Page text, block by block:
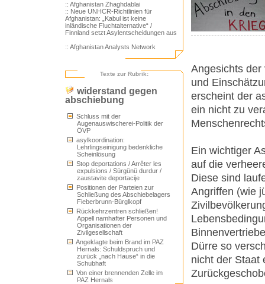
:: Afghanistan Zhaghdablai
:: Neue UNHCR-Richtlinien für
Afghanistan: „Kabul ist keine
inländische Fluchtalternative“ /
Finnland setzt Asylentscheidungen aus
:: Afghanistan Analysts Network
Texte zur Rubrik:
widerstand gegen
abschiebung
Schluss mit der
Augenauswischerei-Politik der
ÖVP
asylkoordination:
Lehrlingseinigung bedenkliche
Scheinlösung
Stop deportations / Arrêter les
expulsions / Sürgünü durdur /
zaustavite deportacije
Positionen der Parteien zur
Schließung des Abschiebelagers
Fieberbrunn-Bürglkopf
Rückkehrzentren schließen!
Appell namhafter Personen und
Organisationen der
Zivilgesellschaft
Angeklagte beim Brand im PAZ
Hernals: Schuldspruch und
zurück „nach Hause“ in die
Schubhaft
Von einer brennenden Zelle im
PAZ Hernals
Angesichts der
und
erscheint der
ein nicht zu
Ein wichtiger
auf die
Diese sind
Angriffen (wie
Dürre so
nicht der Staat